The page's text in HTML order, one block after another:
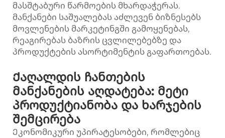
მასშტაბური წარმოების მხარდაჭერას.
მანქანები საშუალებას აძლევენ ბიზნესებს
მოვლენების მარკეტინგში გამოყენებას,
რეაგირებას ბაზრის ცვლილებებზე და
პროდუქტების ასორტიმენტის გაფართოებას.
Ქაღალდის ჩანთების
მანქანების აღდატება: მეტი
პროდუქტიანობა და ხარჯების
შემცირება
Ეკონომიკური უპირატესობები, რომლებიც